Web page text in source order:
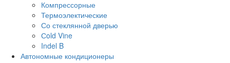
Компрессорные
Термоэлектические
Со стеклянной дверью
Сold Vine
Indel B
Автономные кондиционеры